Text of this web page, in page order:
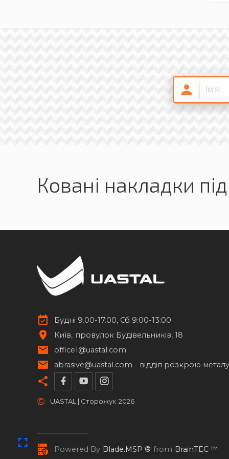
Ковані накладки
Будні 9.00-17.00, Сб 9:00-13:00
Київ
провулок Будівельників, 18
office1@uastal.com
abrasive@uastal.com - відділ розкрою металу
© UASTAL | Сторожук 2026
Powered By Blade.MSP ® from BrainTEC ™